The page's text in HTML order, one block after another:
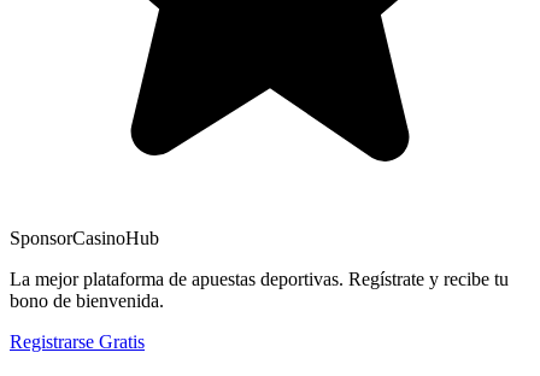
SponsorCasinoHub
La mejor plataforma de apuestas deportivas. Regístrate y recibe tu
bono de bienvenida.
Registrarse Gratis